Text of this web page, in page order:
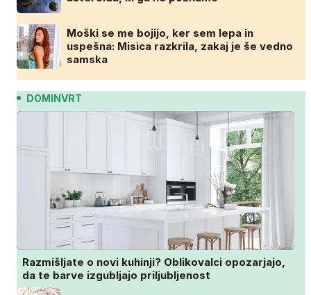
Moški se me bojijo, ker sem lepa in
uspešna: Misica razkrila, zakaj je še vedno
samska
DOMINVRT
Razmišljate o novi kuhinji? Oblikovalci opozarjajo,
da te barve izgubljajo priljubljenost